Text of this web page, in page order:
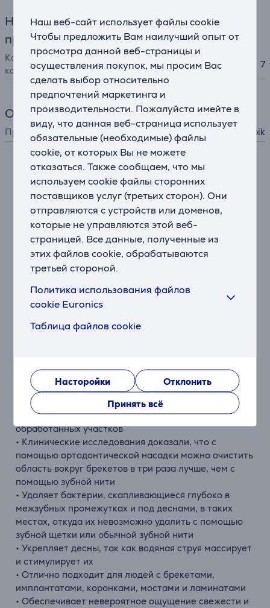
Наш веб-сайт использует файлы cookie
Чтобы предложить Вам наилучший опыт от
просмотра данной веб-страницы и
осуществления покупок, мы просим Вас
сделать выбор относительно
предпочтений маркетинга и
производительности. Пожалуйста имейте в
виду, что данная веб-страница использует
обязательные (необходимые) файлы
cookie, от которых Вы не можете
отказаться. Также сообщаем, что мы
используем cookie файлы сторонних
поставщиков услуг (третьих сторон). Они
отправляются с устройств или доменов,
которые не управляются этой веб-
страницей. Все данные, полученные из
этих файлов cookie, обрабатываются
третьей стороной.
Политика использования файлов
cookie Euronics
Таблица файлов cookie
Насторойки
Отклонить
Принять всё
Насадки для чистки межзубных
промежутков
Количество насадок в
комплекте
7
Общий параметр
Производитель Waterpik
Описание
• Более компактный и тихий, чем предыдущие
модели
• Семь насадок для ирригатора: JT (2 шт), OD, PS,
TB, TC, PP
• Усовершенствованная система регулировки силы
водяной струи: десять уровней интенсивности
• Кнопка включения/выключения на ручке
• В крышку резервуара можно поместить все
насадки
• Насадка может вращаться на 360 градусов
десен и улучшает состояние десен на 50%
эффективнее, чем обычная зубная нить
• Лабораторные исследования показали, что
ирригатор удаляет до 99,9% зубного налета с
обработанных участков
• Клинические исследования доказали, что с
помощью ортодонтической насадки можно очистить
область вокруг брекетов в три раза лучше, чем с
помощью зубной нити
• Удаляет бактерии, скапливающиеся глубоко в
межзубных промежутках и под деснами, в таких
местах, откуда их невозможно удалить с помощью
зубной щетки или обычной зубной нити
• Укрепляет десны, так как водяная струя массирует
и стимулирует их
• Отлично подходит для людей с брекетами,
имплантатами, коронками, мостами и ламинатами
• Обеспечивает невероятное ощущение свежести и